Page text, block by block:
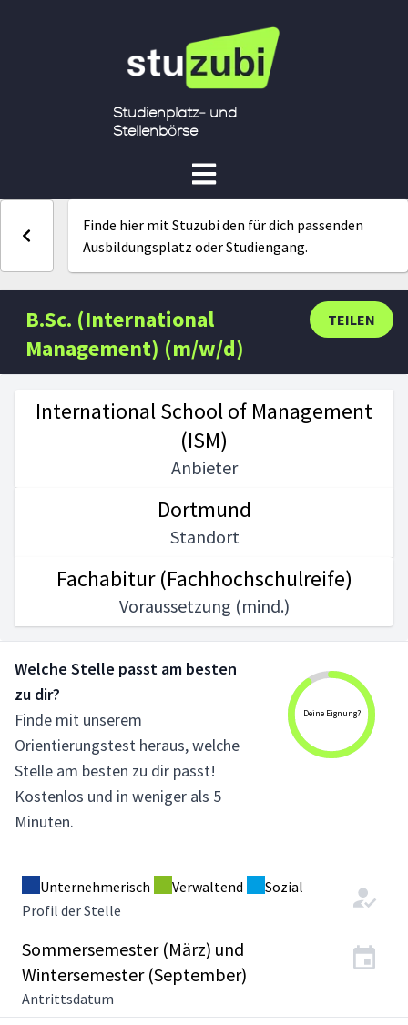
Studienplatz- und
Stellenbörse
Finde hier mit Stuzubi den für dich passenden
Ausbildungsplatz oder Studiengang.
TEILEN
B.Sc. (International
Management) (m/w/d)
International School of Management
(ISM)
Anbieter
Dortmund
Standort
Fachabitur (Fachhochschulreife)
Voraussetzung (mind.)
Deine Eignung?
Welche Stelle passt am besten
zu dir?
Finde mit unserem
Orientierungstest heraus, welche
Stelle am besten zu dir passt!
Kostenlos und in weniger als 5
Minuten.
Unternehmerisch Verwaltend
Sozial
Profil der Stelle
Sommersemester (März) und
Wintersemester (September)
Antrittsdatum